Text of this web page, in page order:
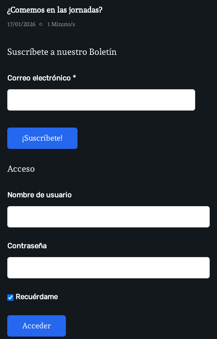
¿Comemos en las jornadas?
17/01/2026 1 Minuto/s
Suscríbete a nuestro Boletín
Correo electrónico *
Acceso
Nombre de usuario
Contraseña
Recuérdame